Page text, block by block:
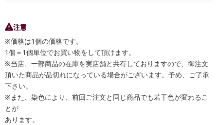
注意
※価格は1個の価格です。
1個＝1個単位でお買い物をして頂けます。
※当店、一部商品の在庫を実店舗と共有しておりますので、御注文
頂いた商品が品切れになっている場合がございます。予め、ご了承
下さい。
※また、染色により、前回ご注文と同じ商品でも若干色が変わるこ
とが
あります。